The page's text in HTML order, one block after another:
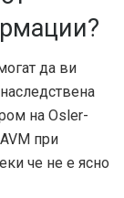
да ви
на Osler-
при
че не е ясно